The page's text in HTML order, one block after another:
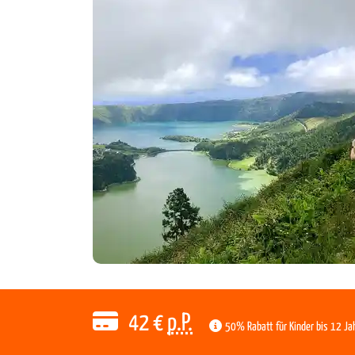
42€ p.P. 50% Rabatt für Kinder bis 12